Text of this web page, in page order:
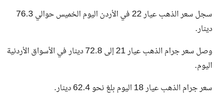
سجل سعر الذهب عيار 22 في الأردن اليوم الخميس حوالي 76.3
دينار.
وصل سعر جرام الذهب عيار 21 إلى 72.8 دينار في الأسواق الأردنية
اليوم.
سعر جرام الذهب عيار 18 اليوم بلغ نحو 62.4 دينار.